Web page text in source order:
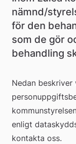
u
n
nämnd/
för den
som de gör
behandling
Nedan
enligt
kontakta oss.